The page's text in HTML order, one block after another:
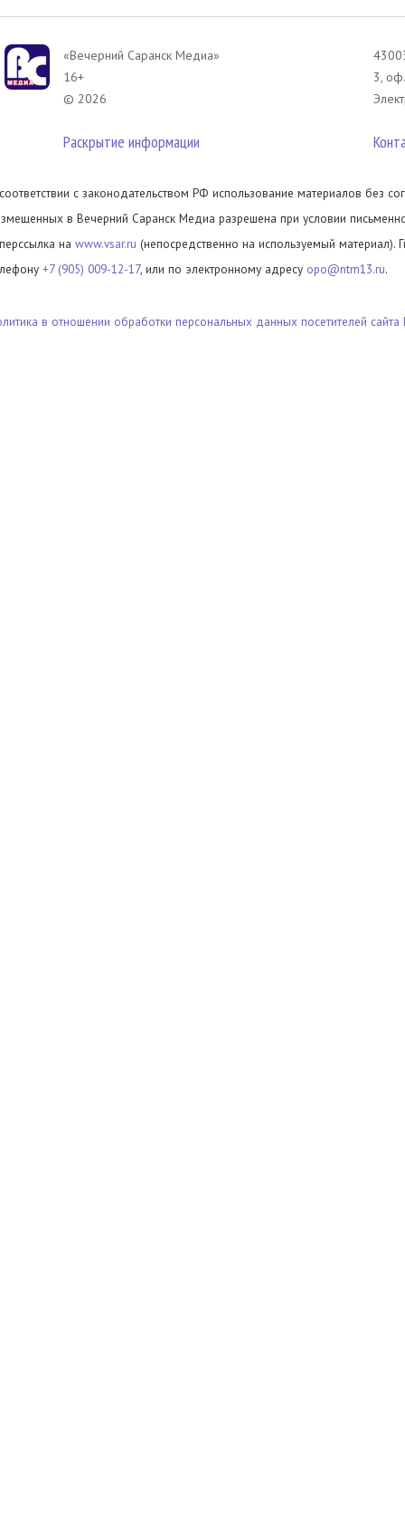
«Вечерний Саранск Mедиа»
16+
© 2026
Раскрытие информации
3,
с законодательством РФ использование материалов без
в Вечерний Саранск Медиа разрешена при условии
на www.vsar.ru (непосредственно на используемый материал).
+7 (905) 009-12-17, или по электронному адресу opo@ntm13.ru.
в отношении обработки персональных данных посетителей